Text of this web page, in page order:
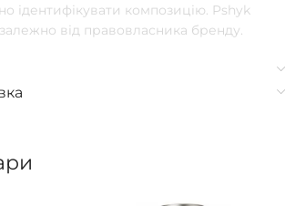
ідентифікувати композицію. Pshyk
від правовласника бренду.